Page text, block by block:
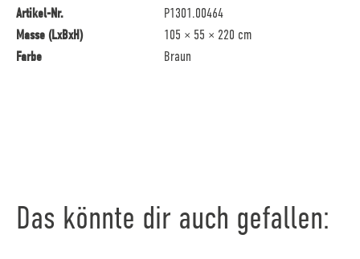
Artikel-Nr.
P1301.00464
Masse (LxBxH)
105 × 55 × 220 cm
Farbe
Braun
Das könnte dir auch gefallen: